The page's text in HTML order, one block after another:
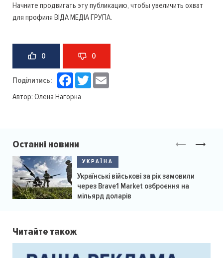
Начните продвигать эту публикацию, чтобы увеличить охват
для профиля ВІДА МЕДІА ГРУПА.
0 0
Поділитись: Facebook
Twitter
Автор: Олена Нагорна
Останні новини
УКРАЇНА
Українські військові за рік замовили
через Brave1 Market озброєння на
мільярд доларів
Читайте також